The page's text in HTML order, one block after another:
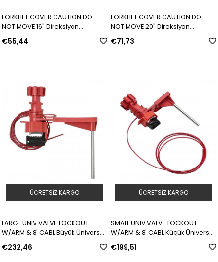
FORKLIFT COVER CAUTION DO
NOT MOVE 16" Direksiyon
Güvenlik Kılıfı | Model: 151875 | SKU:
Y4937243
€55,44
FORKLIFT COVER CAUTION DO
NOT MOVE 20" Direksiyon
Güvenlik Kılıfı | Model: 151876 | SKU:
Y4937244
€71,73
LARGE UNIV VALVE LOCKOUT
W/ARM & 8' CABL Büyük Üniversal
Engelleme Kolu ile | Model: 51392
€232,46
ÜCRETSIZ KARGO
SMALL UNIV VALVE LOCKOUT
W/ARM & 8' CABL Küçük Üniversal
Engelleme Kolu ile | Model: 51394
€199,51
ÜCRETSIZ KARGO